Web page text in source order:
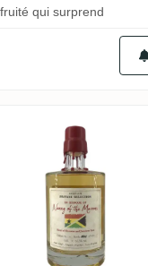
qui surprend
Selection